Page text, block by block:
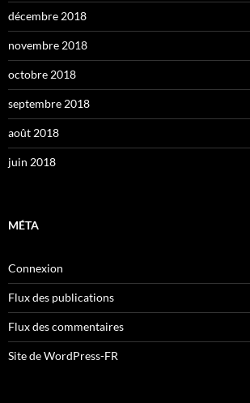
décembre 2018
novembre 2018
octobre 2018
septembre 2018
août 2018
juin 2018
MÉTA
Connexion
Flux des publications
Flux des commentaires
Site de WordPress-FR